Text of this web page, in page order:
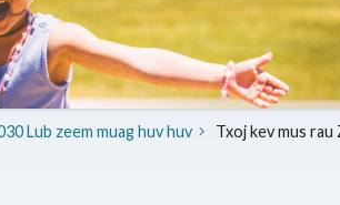
Lub zeem muag huv huv Txoj kev mus